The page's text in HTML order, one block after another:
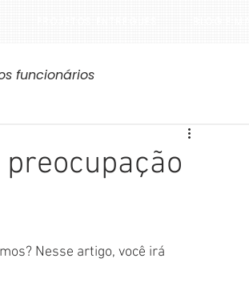
funcionários
Nesse artigo, você irá